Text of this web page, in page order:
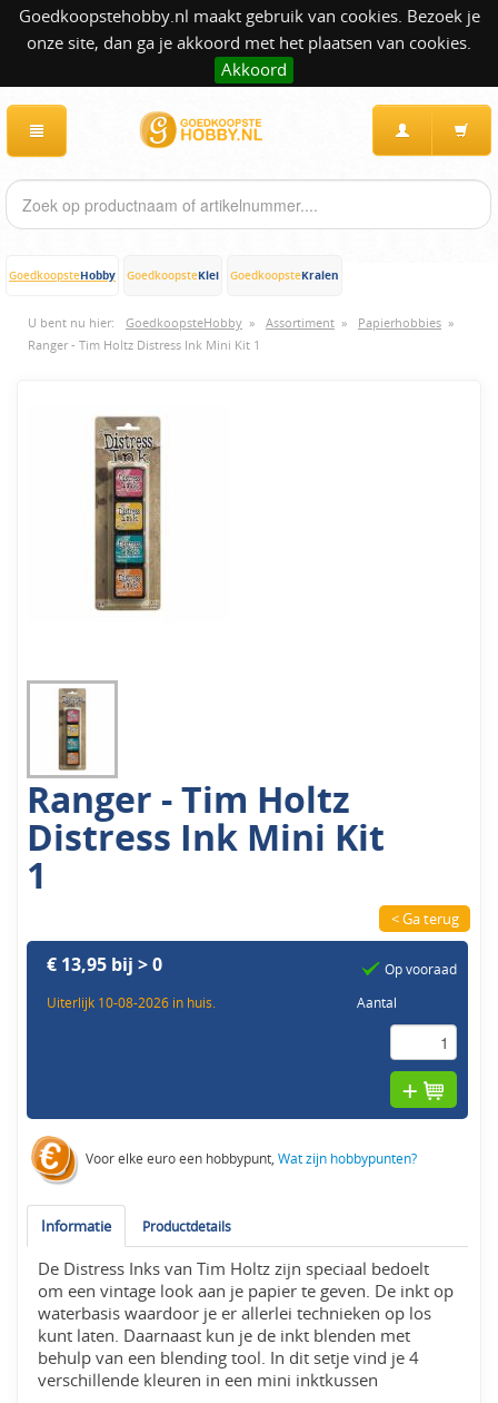
Goedkoopstehobby.nl maakt gebruik van cookies. Bezoek je
onze site, dan ga je akkoord met het plaatsen van cookies.
Akkoord
GoedkoopsteHobby GoedkoopsteKlei GoedkoopsteKralen
U bent nu hier: GoedkoopsteHobby » Assortiment » Papierhobbies »
Ranger - Tim Holtz Distress Ink Mini Kit 1
Ranger - Tim Holtz
Distress Ink Mini Kit
1
< Ga terug
€ 13,95 bij > 0
Uiterlijk 10-08-2026 in huis.
Op vooraad
Aantal
Voor elke euro een hobbypunt,Wat zijn hobbypunten?
Informatie Productdetails
De Distress Inks van Tim Holtz zijn speciaal bedoelt
om een vintage look aan je papier te geven. De inkt op
waterbasis waardoor je er allerlei technieken op los
kunt laten. Daarnaast kun je de inkt blenden met
behulp van een blending tool. In dit setje vind je 4
verschillende kleuren in een mini inktkussen